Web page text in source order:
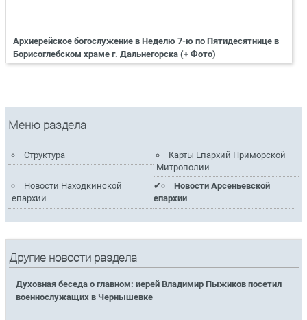
Архиерейское богослужение в Неделю 7-ю по Пятидесятнице в
Борисоглебском храме г. Дальнегорска (+ Фото)
Меню раздела
Структура
Карты Епархий Приморской
Митрополии
Новости Находкинской
епархии
Новости Арсеньевской
епархии
Другие новости раздела
Духовная беседа о главном: иерей Владимир Пыжиков посетил
военнослужащих в Чернышевке